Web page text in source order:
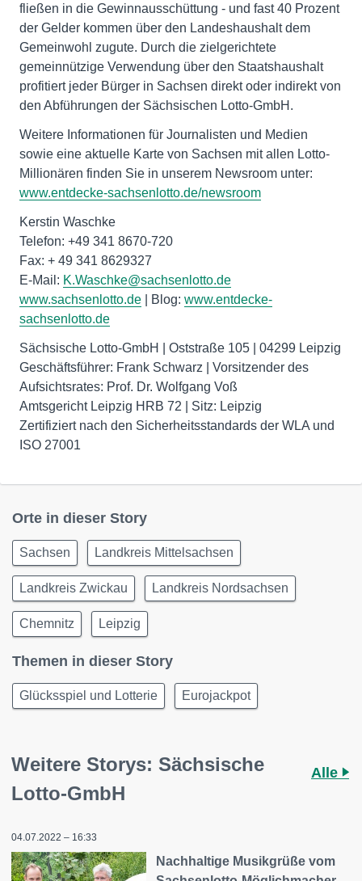
fließen in die Gewinnausschüttung - und fast 40 Prozent
der Gelder kommen über den Landeshaushalt dem
Gemeinwohl zugute. Durch die zielgerichtete
gemeinnützige Verwendung über den Staatshaushalt
profitiert jeder Bürger in Sachsen direkt oder indirekt von
den Abführungen der Sächsischen Lotto-GmbH.
Weitere Informationen für Journalisten und Medien
sowie eine aktuelle Karte von Sachsen mit allen Lotto-
Millionären finden Sie in unserem Newsroom unter:
www.entdecke-sachsenlotto.de/newsroom
Kerstin Waschke
Telefon: +49 341 8670-720
Fax: + 49 341 8629327
E-Mail: K.Waschke@sachsenlotto.de
www.sachsenlotto.de | Blog: www.entdecke-
sachsenlotto.de
Sächsische Lotto-GmbH | Oststraße 105 | 04299 Leipzig
Geschäftsführer: Frank Schwarz | Vorsitzender des
Aufsichtsrates: Prof. Dr. Wolfgang Voß
Amtsgericht Leipzig HRB 72 | Sitz: Leipzig
Zertifiziert nach den Sicherheitsstandards der WLA und
ISO 27001
Orte in dieser Story
Sachsen Landkreis Mittelsachsen
Landkreis Zwickau Landkreis Nordsachsen
Chemnitz Leipzig
Themen in dieser Story
Glücksspiel und Lotterie Eurojackpot
Weitere Storys: Sächsische
Lotto-GmbH
Alle
04.07.2022 – 16:33
Nachhaltige Musikgrüße vom